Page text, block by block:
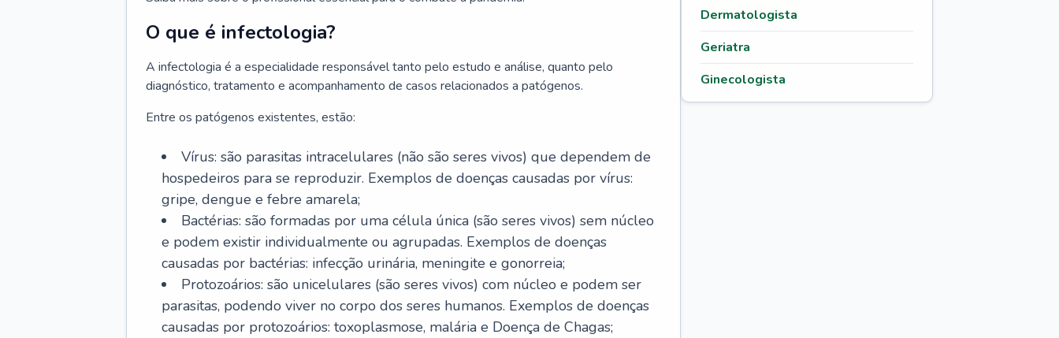
O que é infectologia?
A infectologia é a especialidade responsável tanto pelo estudo e análise, quanto pelo
diagnóstico, tratamento e acompanhamento de casos relacionados a patógenos.
Entre os patógenos existentes, estão:
Vírus: são parasitas intracelulares (não são seres vivos) que dependem de
hospedeiros para se reproduzir. Exemplos de doenças causadas por vírus:
gripe, dengue e febre amarela;
Bactérias: são formadas por uma célula única (são seres vivos) sem núcleo
e podem existir individualmente ou agrupadas. Exemplos de doenças
causadas por bactérias: infecção urinária, meningite e gonorreia;
Protozoários: são unicelulares (são seres vivos) com núcleo e podem ser
parasitas, podendo viver no corpo dos seres humanos. Exemplos de doenças
causadas por protozoários: toxoplasmose, malária e Doença de Chagas;
Dermatologista
Geriatra
Ginecologista